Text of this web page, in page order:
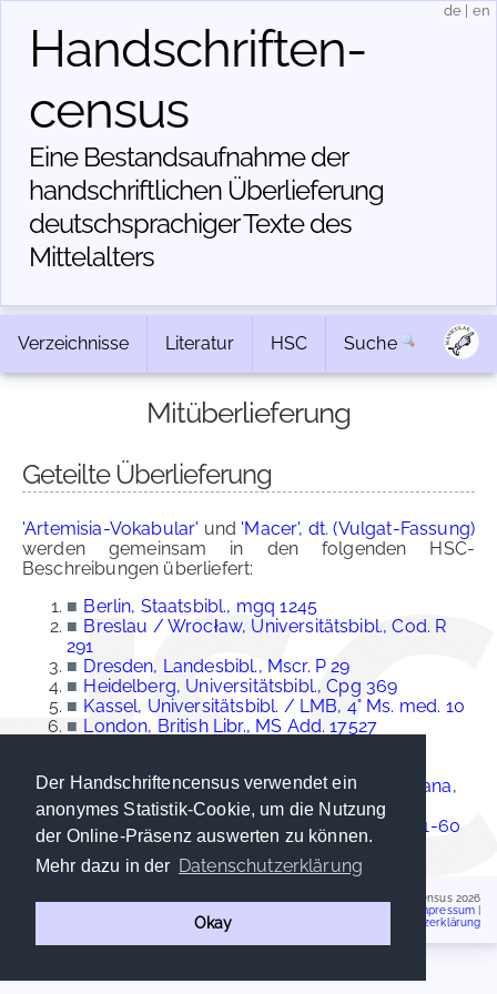
Der Handschriftencensus verwendet ein
anonymes Statistik-Cookie, um die Nutzung
der Online-Präsenz auswerten zu können.
Mehr dazu in der Datenschutzerklärung
Okay
Handschriften­
census
Eine Bestandsaufnahme der
handschriftlichen Über­lieferung
deutschsprachiger Texte des
Mittelalters
de en
Verzeichnisse Literatur HSC Suche
Mitüberlieferung
Geteilte Überlieferung
'Artemisia-Vokabular' und 'Macer', dt. (Vulgat-Fassung)
werden gemeinsam in den folgenden HSC-
Beschreibungen überliefert:
■ Berlin, Staatsbibl., mgq 1245
■ Breslau / Wrocław, Universitätsbibl., Cod. R
291
■ Dresden, Landesbibl., Mscr. P 29
■ Heidelberg, Universitätsbibl., Cpg 369
■ Kassel, Universitätsbibl. / LMB, 4° Ms. med. 10
■ London, British Libr., MS Add. 17527
■ Rom (Vatikanstadt), Bibl. Apostolica Vaticana,
Cod. Vat. lat. 4847
■
Wien, Österr. Nationalbibl., Cod. 2524, Bl. 1-60
Handschriftencensus 2026
Impressum
Datenschutzerklärung